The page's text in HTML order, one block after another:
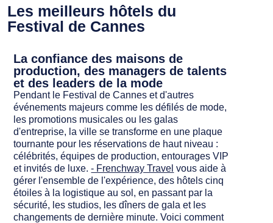
Les meilleurs hôtels du
Festival de Cannes
La confiance des maisons de
production, des managers de talents
et des leaders de la mode
Pendant le Festival de Cannes et d'autres
événements majeurs comme les défilés de mode,
les promotions musicales ou les galas
d'entreprise, la ville se transforme en une plaque
tournante pour les réservations de haut niveau :
célébrités, équipes de production, entourages VIP
et invités de luxe.- Frenchway Travel vous aide à
gérer l'ensemble de l'expérience, des hôtels cinq
étoiles à la logistique au sol, en passant par la
sécurité, les studios, les dîners de gala et les
changements de dernière minute. Voici comment